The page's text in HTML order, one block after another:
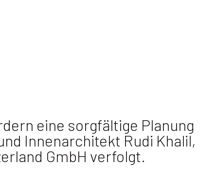
eine sorgfältige Planung
Innenarchitekt Rudi Khalil,
GmbH verfolgt.